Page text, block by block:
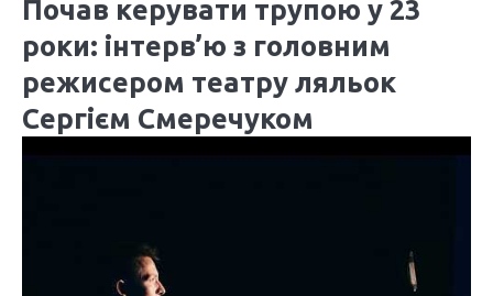
Почав керувати трупою у 23
роки: інтерв’ю з головним
режисером театру ляльок
Сергієм Смеречуком